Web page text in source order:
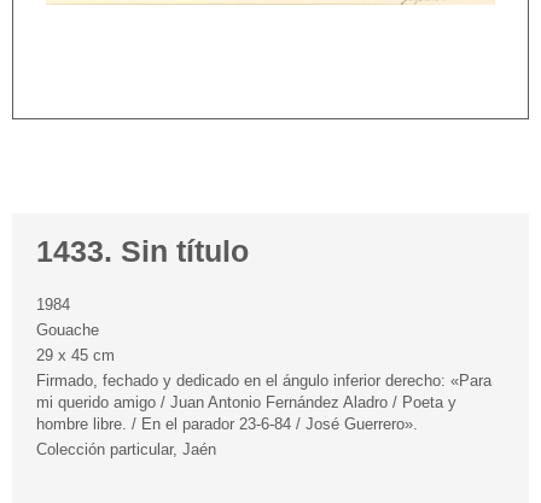
1433. Sin título
1984
Gouache
29 x 45 cm
Firmado, fechado y dedicado en el ángulo inferior derecho: «Para
mi querido amigo / Juan Antonio Fernández Aladro / Poeta y
hombre libre. / En el parador 23-6-84 / José Guerrero».
Colección particular, Jaén